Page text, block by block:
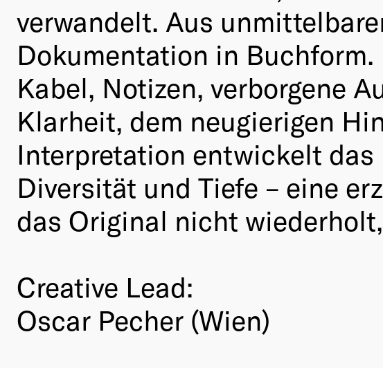
verwandelt. Aus
Dokumentation in Buchform.
Kabel, Notizen, verborgene
Klarheit, dem neugierigen
Interpretation entwickelt
Diversität und Tiefe – eine
das Original nicht
Creative Lead:
Oscar Pecher (Wien)